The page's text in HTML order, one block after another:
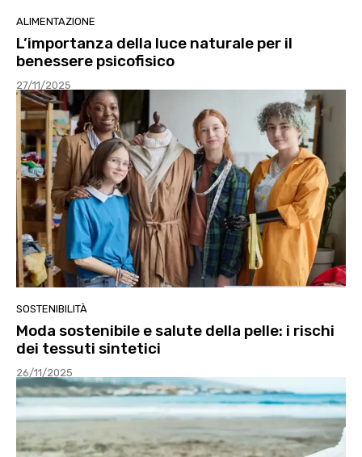
ALIMENTAZIONE
L’importanza della luce naturale per il
benessere psicofisico
27/11/2025
SOSTENIBILITÀ
Moda sostenibile e salute della pelle: i rischi
dei tessuti sintetici
26/11/2025